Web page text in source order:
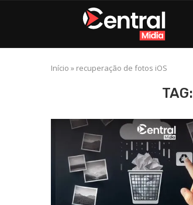
Início » recuperação de fotos iOS
TAG: